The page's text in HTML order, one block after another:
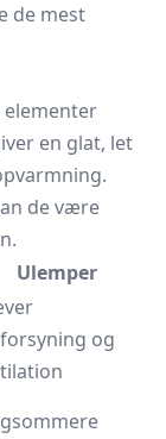
de mest
en glat, let
de være
Ulemper
og